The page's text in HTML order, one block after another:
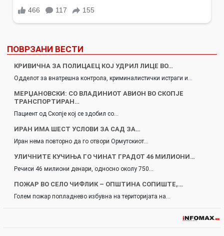
ПОВРЗАНИ ВЕСТИ
КРИВИЧНА ЗА ПОЛИЦАЕЦ КОЈ УДРИЛ ЛИЦЕ ВО…
Одделот за внатрешна контрола, криминалистички истраги и…
МЕРЏАНОВСКИ: СО ВЛАДИНИОТ АВИОН ВО СКОПЈЕ
ТРАНСПОРТИРАН…
Пациент од Скопје кој се здобил со…
ИРАН ИМА ШЕСТ УСЛОВИ ЗА САД ЗА…
Иран нема повторно да го отвори Ормутскиот…
УЛИЧНИТЕ КУЧИЊА ГО ЧИНАТ ГРАДОТ 46 МИЛИОНИ…
Речиси 46 милиони денари, односно околу 750…
ПОЖАР ВО СЕЛО ЧИФЛИК – ОПШТИНА СОПИШТЕ,…
Голем пожар попладнево избувна на територијата на…